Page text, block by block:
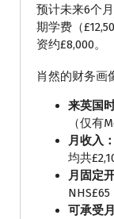
预计未来6个
期学费（
资约£8,000。
肖然的财务画
来英国
（仅有
月收入：
均共
月固定
NHS£65
可承受